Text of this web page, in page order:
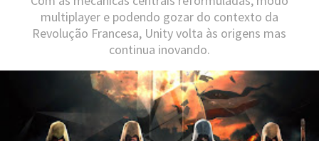
multiplayer e podendo gozar do contexto da
Revolução Francesa, Unity volta às origens mas
continua inovando.